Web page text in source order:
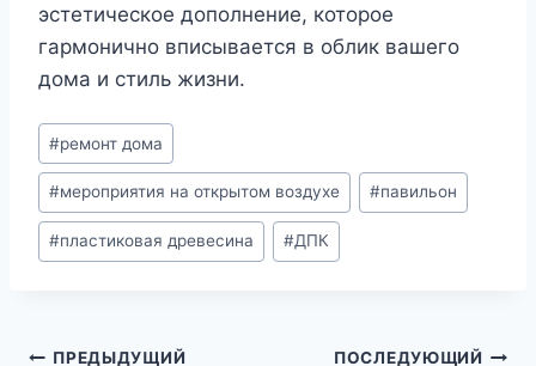
эстетическое дополнение, которое
гармонично вписывается в облик вашего
дома и стиль жизни.
Метки
записи:
#ремонт дома
#мероприятия на открытом воздухе #павильон
#пластиковая древесина #ДПК
ПРЕДЫДУЩИЙ ПОСЛЕДУЮЩИЙ